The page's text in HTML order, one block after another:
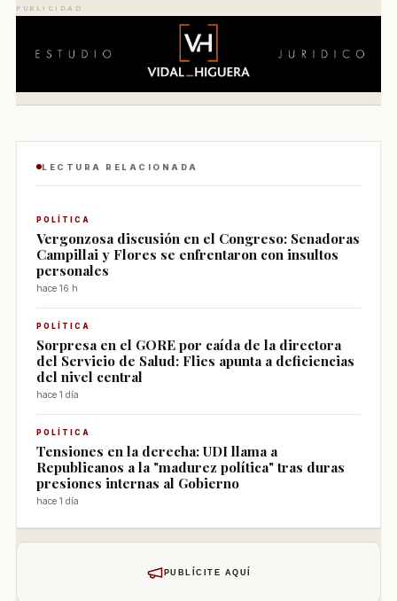
PUBLICIDAD
LECTURA RELACIONADA
POLÍTICA
Vergonzosa discusión en el Congreso: Senadoras
Campillai y Flores se enfrentaron con insultos
personales
hace 16 h
POLÍTICA
Sorpresa en el GORE por caída de la directora
del Servicio de Salud: Flies apunta a deficiencias
del nivel central
hace 1 día
POLÍTICA
Tensiones en la derecha: UDI llama a
Republicanos a la "madurez política" tras duras
presiones internas al Gobierno
hace 1 día
PUBLÍCITE AQUÍ